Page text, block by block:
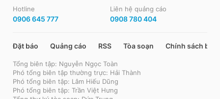
Hotline
0906 645 777
Liên hệ quảng cáo
0908 780 404
Đặt báo Quảng cáo RSS Tòa soạn Chính sách bảo
Tổng biên tập: Nguyễn Ngọc Toàn
Phó tổng biên tập thường trực: Hải Thành
Phó tổng biên tập: Lâm Hiếu Dũng
Phó tổng biên tập: Trần Việt Hưng